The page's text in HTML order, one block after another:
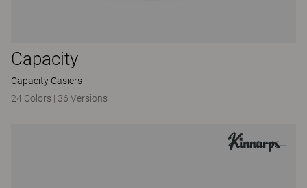
Capacity
Capacity Casiers
24 Colors | 36 Versions